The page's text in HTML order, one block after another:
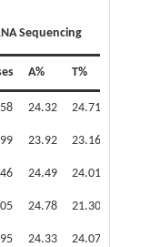
Sequencing
A% T%
24.32 24.71
23.92 23.16
24.49 24.01
24.78 21.30
24.33 24.07